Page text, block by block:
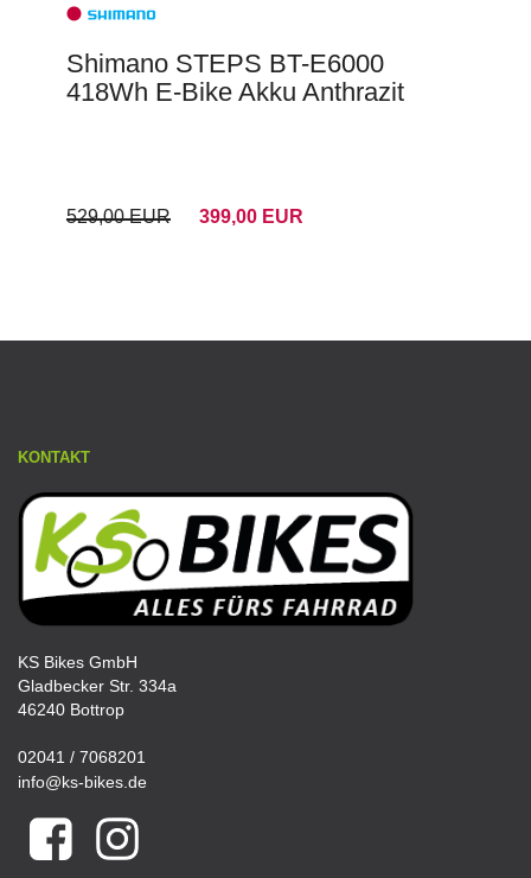
Shimano STEPS BT-E6000
418Wh E-Bike Akku Anthrazit
529,00 EUR 399,00 EUR
KONTAKT
KS Bikes GmbH
Gladbecker Str. 334a
46240 Bottrop
02041 / 7068201
info@ks-bikes.de